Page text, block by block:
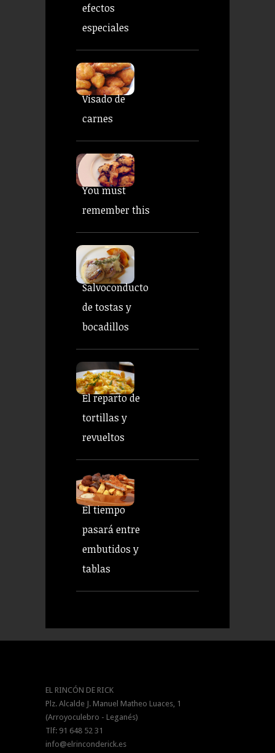
efectos
especiales
Visado de
carnes
You must
remember this
Salvoconducto
de tostas y
bocadillos
El reparto de
tortillas y
revueltos
El tiempo
pasará entre
embutidos y
tablas
EL RINCÓN DE RICK
Plz. Alcalde J. Manuel Matheo Luaces, 1
(Arroyoculebro - Leganés)
Tlf: 91 648 52 31
info@elrinconderick.es